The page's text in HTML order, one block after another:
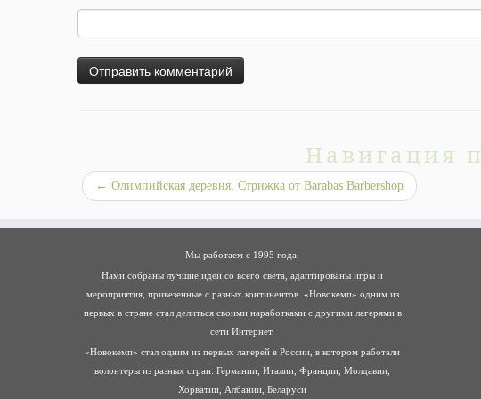
Навигация
← Олимпийская деревня, Стрижка от Barabas Barbershop
Мы работаем с 1995 года.
Нами собраны лучшие идеи со всего света, адаптированы игры и
мероприятия, привезенные с разных континентов. «Новокемп» одним из
первых в стране стал делиться своими наработками с другими лагерями в
сети Интернет.
«Новокемп» стал одним из первых лагерей в России, в котором работали
волонтеры из разных стран: Германии, Италии, Франции, Молдавии,
Хорватии, Албании, Беларуси